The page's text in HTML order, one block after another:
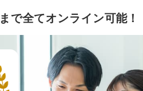
で全てオンライン可能！